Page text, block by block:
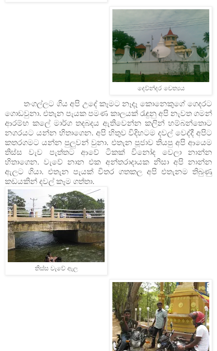
දෙව්න්දර චෙත්‍යය
තංගල්ලට ගිය අපි උදේ කෑමට නෑදෑ කොනෙකුගේ ගෙදරට
ගොඩවුනා. එතැන පැයක පමණ කාලයක් රැඳුනු අපි නැවත ගමන්
ආරම්භ කලේ මාර්ග තදබදය ඇතිවෙන්න කලින් හම්බන්තොට
නගරයට යන්න හිතාගෙන. අපි හිතුව විදිහටම දවල් වෙද්දී අපිට
කතරගමට යන්න පුලුවන් වුනා. එතැන පූජාව තියපු අපි ආයෙම
තිස්ස වැව පැත්තට ආවේ ටිකක් විනෝද වෙලා නාන්න
හිතාගෙන. වැවේ නාන එක අන්තරාදායක නිසා අපි නාන්න
ඇලට ගියා. එතැන පැයක් විතර ගතකල අපි එතැනම තිබුණු
කඩයකින් දවල් කෑම ගත්තා.
තිස්ස වැවේ ඇල